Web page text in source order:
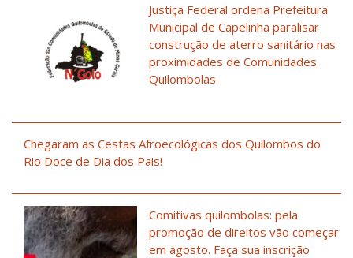
Justiça Federal ordena Prefeitura
Municipal de Capelinha paralisar
construção de aterro sanitário nas
proximidades de Comunidades
Quilombolas
Chegaram as Cestas Afroecológicas dos Quilombos do
Rio Doce de Dia dos Pais!
Comitivas quilombolas: pela
promoção de direitos vão começar
em agosto. Faça sua inscrição